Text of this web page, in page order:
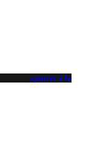
ajouter à la